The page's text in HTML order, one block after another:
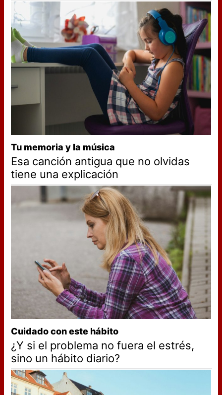
Tu memoria y la música
Esa canción antigua que no olvidas
tiene una explicación
Cuidado con este hábito
¿Y si el problema no fuera el estrés,
sino un hábito diario?